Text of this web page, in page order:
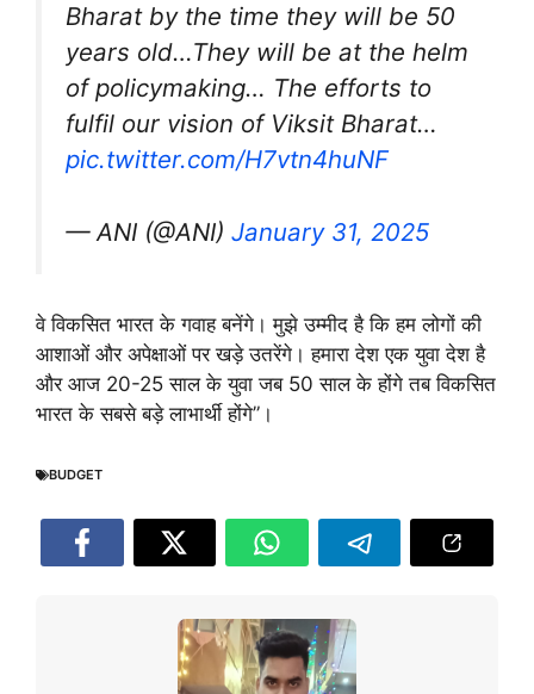
Bharat by the time they will be 50
years old…They will be at the helm
of policymaking… The efforts to
fulfil our vision of Viksit Bharat…
pic.twitter.com/H7vtn4huNF
— ANI (@ANI) January 31, 2025
वे विकसित भारत के गवाह बनेंगे। मुझे उम्मीद है कि हम लोगों की
आशाओं और अपेक्षाओं पर खड़े उतरेंगे। हमारा देश एक युवा देश है
और आज 20-25 साल के युवा जब 50 साल के होंगे तब विकसित
भारत के सबसे बड़े लाभार्थी होंगे”।
BUDGET